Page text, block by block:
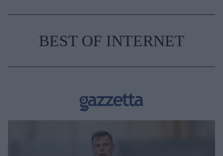
BEST OF INTERNET